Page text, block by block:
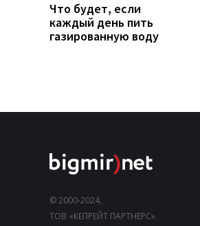
Что будет, если
каждый день пить
газированную воду
© 2000-2024,
ТОВ «КЕПРЕЙТ ПАРТНЕРС».